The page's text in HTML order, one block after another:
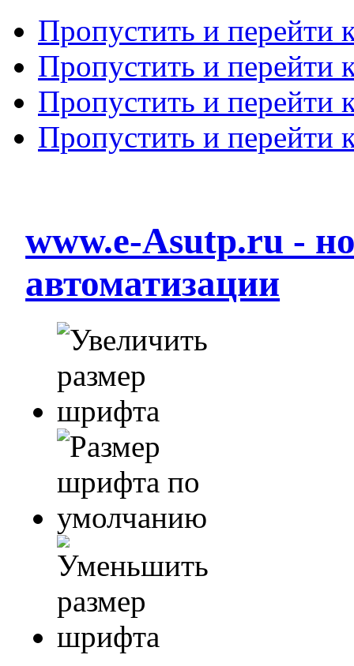
Пропустить и перейти
Пропустить и перейти
Пропустить и перейти
Пропустить и перейти
www.e-Asutp.ru -
автоматизации